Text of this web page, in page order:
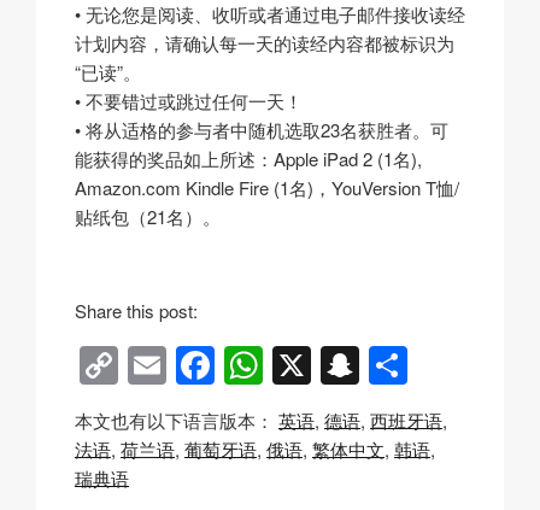
• 无论您是阅读、收听或者通过电子邮件接收读经
计划内容，请确认每一天的读经内容都被标识为
“已读”。
• 不要错过或跳过任何一天！
• 将从适格的参与者中随机选取23名获胜者。可
能获得的奖品如上所述：Apple iPad 2 (1名),
Amazon.com Kindle Fire (1名)，YouVersion T恤/
贴纸包（21名）。
Share this post:
C
o
p
y
E
m
ail
F
a
c
W
h
at
X S
n
a
享
本文也有以下语言版本： 英语 德语 西班牙语
法语 荷兰语 葡萄牙语 俄语 繁体中文 韩语
瑞典语